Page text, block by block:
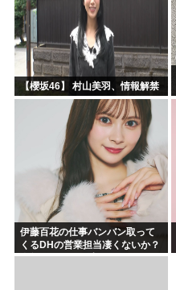
【櫻坂46】 村山美羽、情報解禁
伊藤百花の仕事バンバン取って
くるDHの営業担当凄くないか？
今年のボーナス凄いことになり